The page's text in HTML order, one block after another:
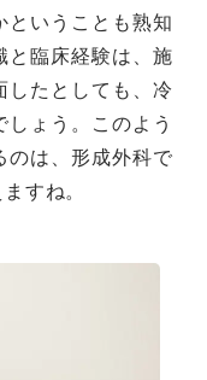
ということも熟知
と臨床経験は、施
したとしても、冷
ょう。このよう
のは、形成外科で
すね。